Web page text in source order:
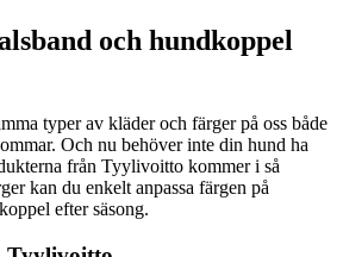
och hundkoppel
typer av kläder och färger på oss både
Och nu behöver inte din hund ha
från Tyylivoitto kommer i så
kan du enkelt anpassa färgen på
efter säsong.